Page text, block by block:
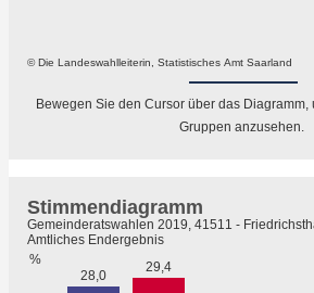
© Die Landeswahlleiterin, Statistisches Amt Saarland
Bewegen Sie den Cursor über das
Gruppen anzusehen.
%
28,0
29,4
Stimmendiagramm
Gemeinderatswahlen 2019, 41511 -
Amtliches Endergebnis